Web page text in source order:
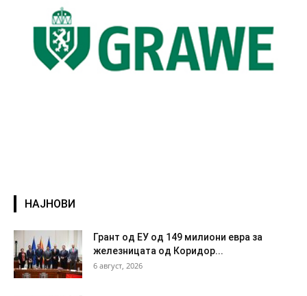
НАЈНОВИ
Грант од ЕУ од 149 милиони евра за
железницата од Коридор...
6 август, 2026